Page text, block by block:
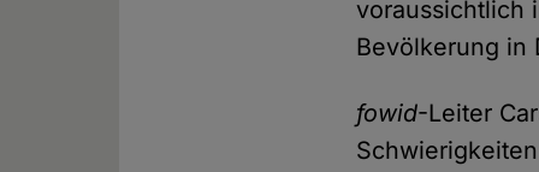
voraussichtlich
Bevölkerung in
fowid-Leiter